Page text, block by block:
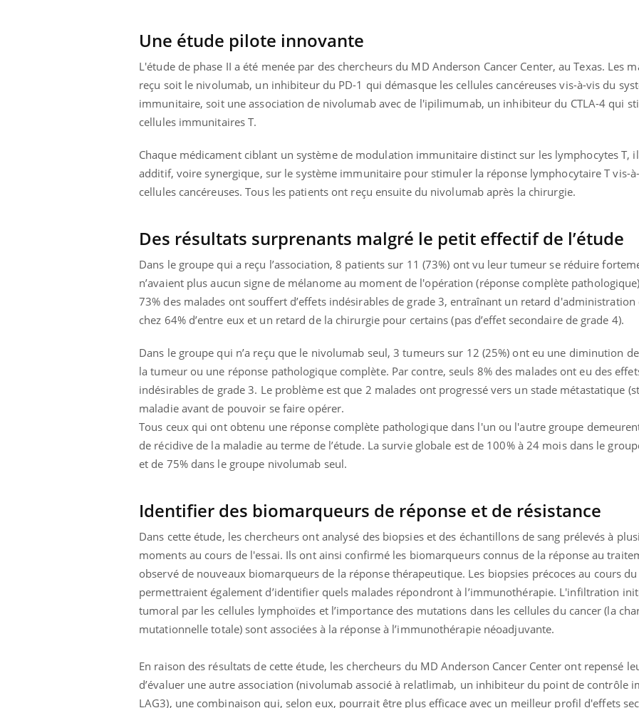
Une étude pilote innovante
L'étude de phase II a été menée par des chercheurs du MD Anderson Cancer Center, au Texas. Les
reçu soit le nivolumab, un inhibiteur du PD-1 qui démasque les cellules cancéreuses vis-à-vis du
immunitaire, soit une association de nivolumab avec de l'ipilimumab, un inhibiteur du CTLA-4 qui
cellules immunitaires T.
Chaque médicament ciblant un système de modulation immunitaire distinct sur les lymphocytes T,
additif, voire synergique, sur le système immunitaire pour stimuler la réponse lymphocytaire T vis-
cellules cancéreuses. Tous les patients ont reçu ensuite du nivolumab après la chirurgie.
Des résultats surprenants malgré le petit effectif de l’étude
Dans le groupe qui a reçu l’association, 8 patients sur 11 (73%) ont vu leur tumeur se réduire
n’avaient plus aucun signe de mélanome au moment de l'opération (réponse complète
73% des malades ont souffert d’effets indésirables de grade 3, entraînant un retard d'administration
chez 64% d’entre eux et un retard de la chirurgie pour certains (pas d’effet secondaire de grade 4).
Dans le groupe qui n’a reçu que le nivolumab seul, 3 tumeurs sur 12 (25%) ont eu une diminution
la tumeur ou une réponse pathologique complète. Par contre, seuls 8% des malades ont eu des
indésirables de grade 3. Le problème est que 2 malades ont progressé vers un stade métastatique
maladie avant de pouvoir se faire opérer.
Tous ceux qui ont obtenu une réponse complète pathologique dans l'un ou l'autre groupe
de récidive de la maladie au terme de l’étude. La survie globale est de 100% à 24 mois dans le
et de 75% dans le groupe nivolumab seul.
Identifier des biomarqueurs de réponse et de résistance
Dans cette étude, les chercheurs ont analysé des biopsies et des échantillons de sang prélevés à
moments au cours de l'essai. Ils ont ainsi confirmé les biomarqueurs connus de la réponse au
observé de nouveaux biomarqueurs de la réponse thérapeutique. Les biopsies précoces au cours
permettraient également d’identifier quels malades répondront à l’immunothérapie. L'infiltration
tumoral par les cellules lymphoïdes et l’importance des mutations dans les cellules du cancer (la
mutationnelle totale) sont associées à la réponse à l’immunothérapie néoadjuvante.
En raison des résultats de cette étude, les chercheurs du MD Anderson Cancer Center ont repensé
d’évaluer une autre association (nivolumab associé à relatlimab, un inhibiteur du point de contrôle
LAG3), une combinaison qui, selon eux, pourrait être plus efficace avec un meilleur profil d'effets
Diabète & Ramadan 2026Youtube
diabète, c'est une période de questions, de
Youtube
Un « jumeau numérique » pour
faciliter l’accès à la médecine
Un établissement lié à un groupe
santé : l'utilisation d'un « jumeau
numérique » permet ...
Youtube
COUP DE FOOD sur
bouscule les idées reçues